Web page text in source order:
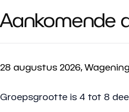
Aankomende
28 augustus 2026,
Groepsgrootte is 4 tot 8